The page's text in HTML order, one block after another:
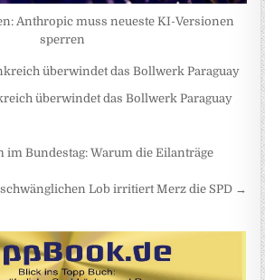
Anthropic muss neueste KI-Versionen
sperren
überwindet das Bollwerk Paraguay
Bundestag: Warum die Eilanträge
Lob irritiert Merz die SPD →